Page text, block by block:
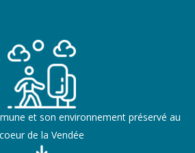
et son environnement préservé au
coeur de la Vendée